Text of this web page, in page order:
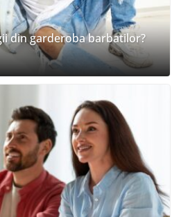
din garderoba barbatilor?